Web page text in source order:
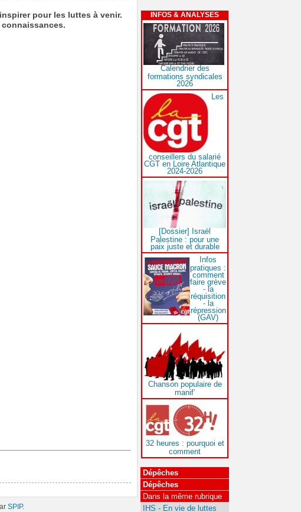
pour les luttes à venir.
connaissances.
INFOS & ANALYSES
Calendrier des
formations syndicales
2026
Les
conseillers du salarié
CGT en Loire Atlantique
2024-2026
[Dossier] Israël
Palestine : pour une
paix juste et durable
Infos
pratiques :
comment
faire grève
- la
réquisition
- la
répression
(GAV)
Chanson populaire de
manif’
32 heures : pourquoi et
comment
Dépêches
Dépêches
Dans la même rubrique
IHS - En vie de luttes
SPIP.